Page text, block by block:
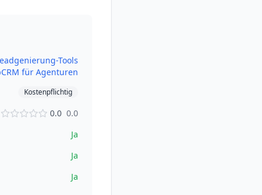
Tools
CRM für Agenturen
Kostenpflichtig
0.0 0.0
Ja
Ja
Ja